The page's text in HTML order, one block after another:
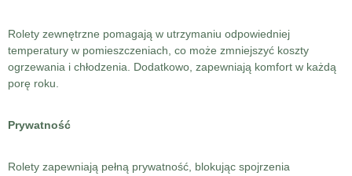
Rolety zewnętrzne pomagają w utrzymaniu odpowiedniej
temperatury w pomieszczeniach, co może zmniejszyć koszty
ogrzewania i chłodzenia. Dodatkowo, zapewniają komfort w każdą
porę roku.
Prywatność
Rolety zapewniają pełną prywatność, blokując spojrzenia